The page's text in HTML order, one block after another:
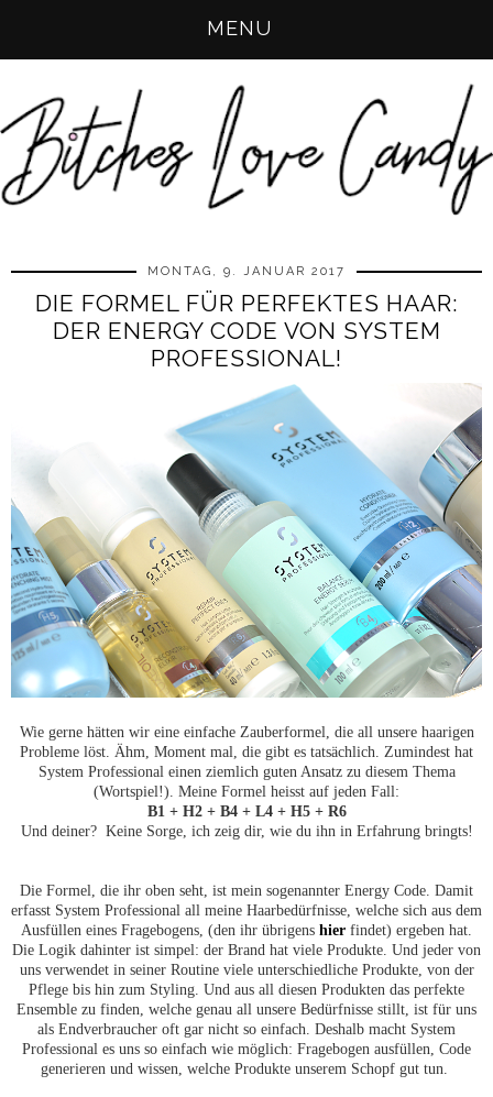
MENU
MONTAG, 9. JANUAR 2017
DIE FORMEL FÜR PERFEKTES HAAR:
DER ENERGY CODE VON SYSTEM
PROFESSIONAL!
Wie gerne hätten wir eine einfache Zauberformel, die all unsere haarigen
Probleme löst. Ähm, Moment mal, die gibt es tatsächlich. Zumindest hat
System Professional einen ziemlich guten Ansatz zu diesem Thema
(Wortspiel!). Meine Formel heisst auf jeden Fall:
B1 + H2 + B4 + L4 + H5 + R6
Und deiner? Keine Sorge, ich zeig dir, wie du ihn in Erfahrung bringts!
Die Formel, die ihr oben seht, ist mein sogenannter Energy Code. Damit
erfasst System Professional all meine Haarbedürfnisse, welche sich aus dem
Ausfüllen eines Fragebogens, (den ihr übrigens hier findet) ergeben hat.
Die Logik dahinter ist simpel: der Brand hat viele Produkte. Und jeder von
uns verwendet in seiner Routine viele unterschiedliche Produkte, von der
Pflege bis hin zum Styling. Und aus all diesen Produkten das perfekte
Ensemble zu finden, welche genau all unsere Bedürfnisse stillt, ist für uns
als Endverbraucher oft gar nicht so einfach. Deshalb macht System
Professional es uns so einfach wie möglich: Fragebogen ausfüllen, Code
generieren und wissen, welche Produkte unserem Schopf gut tun.